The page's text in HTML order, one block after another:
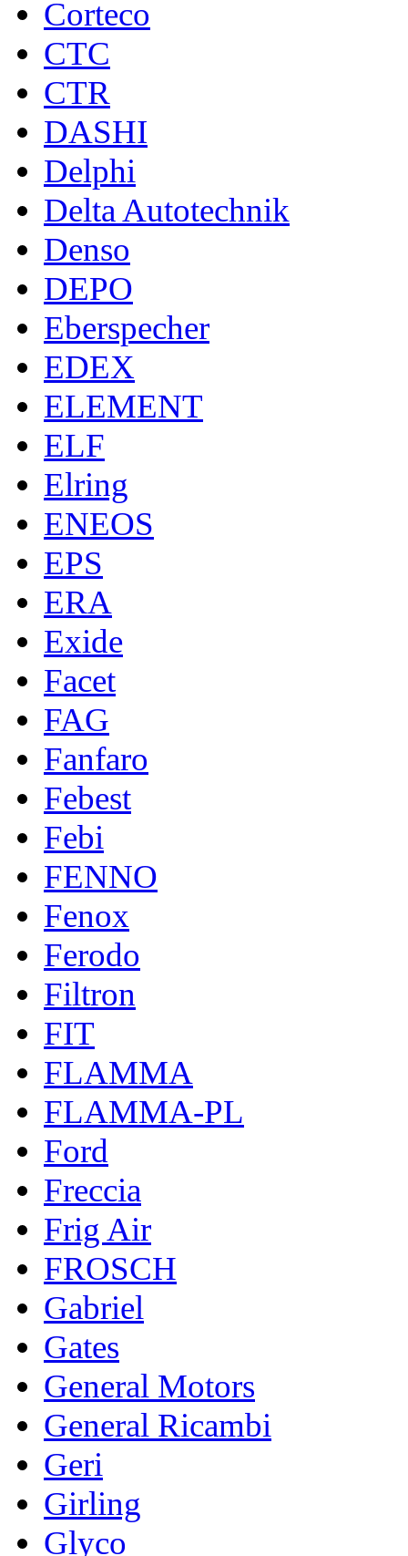
Corteco
CTC
CTR
DASHI
Delphi
Delta Autotechnik
Denso
DEPO
Eberspecher
EDEX
ELEMENT
ELF
Elring
ENEOS
EPS
ERA
Exide
Facet
FAG
Fanfaro
Febest
Febi
FENNO
Fenox
Ferodo
Filtron
FIT
FLAMMA
FLAMMA-PL
Ford
Freccia
Frig Air
FROSCH
Gabriel
Gates
General Motors
General Ricambi
Geri
Girling
Glyco